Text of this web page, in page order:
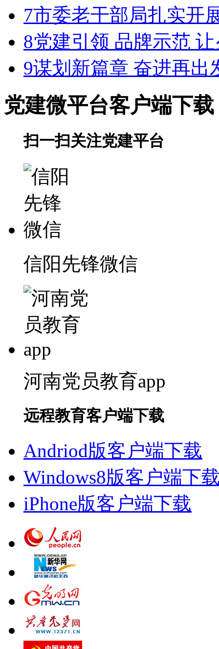
7市委老干部局扎实开
8党建引领 品牌示范
9谋划新篇章 奋进再
党建微平台客户端下载
扫一扫关注党建平台
信阳先锋微信
河南党员教育app
远程教育客户端下载
Andriod版客户端下载
Windows8版客户端下
iPhone版客户端下载